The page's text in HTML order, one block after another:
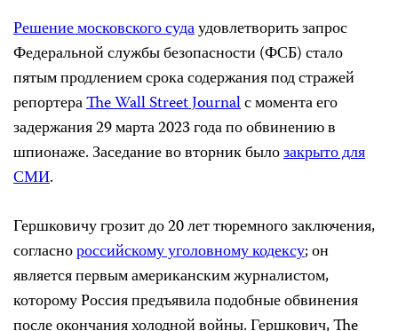
Решение московского судаудовлетворить запрос
Федеральной службы безопасности (ФСБ) стало
пятым продлением срока содержания под стражей
репортераThe Wall Street Journalс момента его
задержания 29 марта 2023 года по обвинению в
шпионаже. Заседание во вторник былозакрыто для
СМИ.
Гершковичу грозит до 20 лет тюремного заключения,
согласнороссийскому уголовному кодексу; он
является первым американским журналистом,
которому Россия предъявила подобные обвинения